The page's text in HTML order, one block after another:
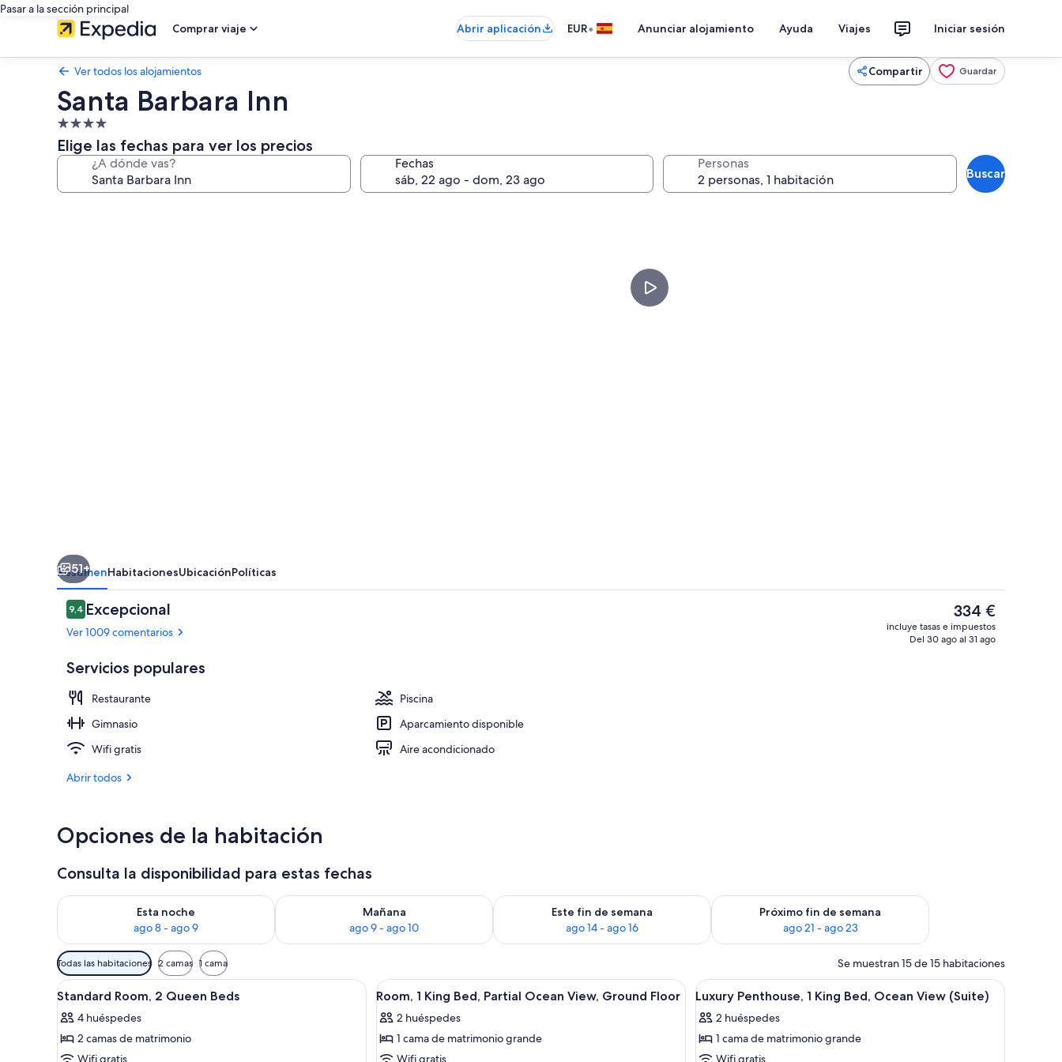
Pasar a la sección principal
Comprar viaje
Abrir aplicación EUR• Anunciar alojamiento Ayuda Viajes Iniciar sesión
Ver todos los alojamientos Compartir Guardar
Santa Barbara Inn
Alojamiento
de
4.0 estrellas
Elige las fechas para ver los precios
¿A dónde vas? Fechas Personas
Buscar
Ático de lujo, 1 cama de matrimonio
51+
ResumenHabitacionesUbicaciónPolíticas
Comentarios
9,49,4 de 10
Excepcional
Ver 1009 comentarios
Servicios populares
Restaurante
Piscina
Gimnasio
Aparcamiento disponible
Wifi gratis
Aire acondicionado
Abrir todos
El
precio
actual
334 €
incluye tasas e impuestos
Del 30 ago al 31 ago
Opciones de la habitación
Consulta la disponibilidad para estas fechas
Esta noche
ago 8 - ago 9
Consulta la disponibilidad para esta noche, ago 8 - ago 9
Mañana
ago 9 - ago 10
Consulta la disponibilidad para mañana, ago 9 - ago 10
Este fin de semana
ago 14 - ago 16
Consulta la disponibilidad para este fin de semana, ago 14 - ago 16
Próximo fin de semana
ago 21 - ago 23
Consulta la disponibilidad para el próximo fin de semana,
Filtros
disponibles
para
habitaciones
Todas las habitaciones 2 camas 1 cama Se muestran 15 de 15 habitaciones
Abrir
todas
las
fotos
Un resort con piscina, palmeras y un edificio blanco con cúpula.
1
Standard Room, 2 Queen Beds
4 huéspedes
2 camas de matrimonio
Wifi gratis
Abrir
todas
las
fotos
Habitación de hotel con una cama grande, un escritorio con una silla, una mesita con sillas y un televisor.
6
Room, 1 King Bed, Partial Ocean View, Ground Floor
2 huéspedes
1 cama de matrimonio grande
Wifi gratis
Abrir
todas
las
fotos
Habitación de hotel con cama, sofá,
9
Luxury Penthouse, 1 King Bed, Ocean View (Suite)
2 huéspedes
1 cama de matrimonio grande
Wifi gratis